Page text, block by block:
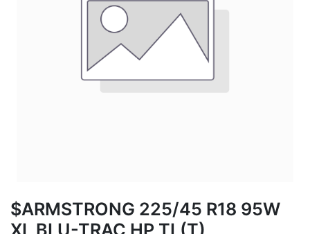
$ARMSTRONG 225/45 R18 95W
XL BLU-TRAC HP TL(T)